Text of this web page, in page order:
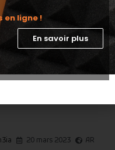
7 avril 2023
de viol de
de Tifelt
20 mars 2023 AR
en ligne !
En savoir plus